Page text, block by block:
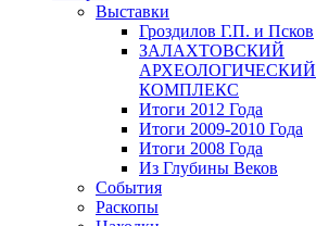
Выставки
Гроздилов Г.П. и Псков
ЗАЛАХТОВСКИЙ
АРХЕОЛОГИЧЕСКИЙ
КОМПЛЕКС
Итоги 2012 Года
Итоги 2009-2010 Года
Итоги 2008 Года
Из Глубины Веков
События
Раскопы